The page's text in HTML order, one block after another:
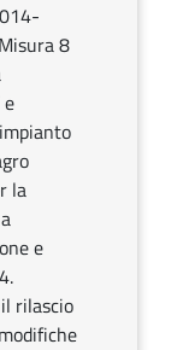
8
la
e
rilascio